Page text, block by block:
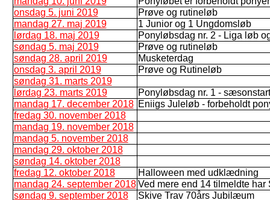
onsdag 5. juni 2019
Prøve og rutineløb
mandag 27. maj 2019
1 Junior og 1 Ungdomsløb
lørdag 18. maj 2019
Ponyløbsdag nr. 2 - Liga løb
søndag 5. maj 2019
Prøve og rutineløb
søndag 28. april 2019
Musketerdag
onsdag 3. april 2019
Prøve og Rutineløb
søndag 31. marts 2019
lørdag 23. marts 2019
Ponyløbsdag nr. 1 -
mandag 17. december 2018 Eniigs Juleløb - forbeholdt
fredag 30. november 2018
mandag 19. november 2018
mandag 5. november 2018
mandag 29. oktober 2018
søndag 14. oktober 2018
fredag 12. oktober 2018
Halloween med udklædning
mandag 24. september 2018 Ved mere end 14 tilmeldte
søndag 9. september 2018
Skive Trav 70års Jubilæum